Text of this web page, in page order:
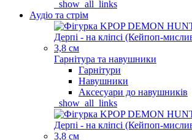
_show_all_links
Аудіо та стрім
Гарнітура та навушники
Гарнітури
Навушники
Аксесуари до навушників
_show_all_links